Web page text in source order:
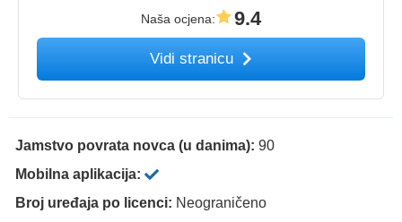
Naša ocjena: 9.4
Vidi stranicu
Jamstvo povrata novca (u danima): 90
Mobilna aplikacija:
Broj uređaja po licenci: Neograničeno